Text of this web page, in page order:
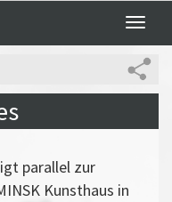
Toggle
parallel zur
Kunsthaus in